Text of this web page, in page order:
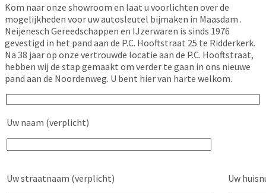
Kom naar onze showroom en laat u voorlichten over de
mogelijkheden voor uw autosleutel bijmaken in Maasdam .
Neijenesch Gereedschappen en IJzerwaren is sinds 1976
gevestigd in het pand aan de P.C. Hooftstraat 25 te Ridderkerk.
Na 38 jaar op onze vertrouwde locatie aan de P.C. Hooftstraat,
hebben wij de stap gemaakt om verder te gaan in ons nieuwe
pand aan de Noordenweg. U bent hier van harte welkom.
Uw naam (verplicht)
Uw straatnaam (verplicht) Uw